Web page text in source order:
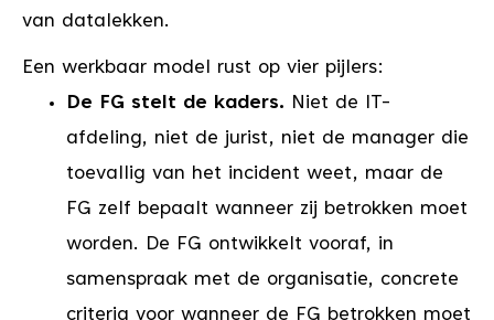
van datalekken.
Een werkbaar model rust op vier pijlers:
De FG stelt de kaders. Niet de IT-
afdeling, niet de jurist, niet de manager die
toevallig van het incident weet, maar de
FG zelf bepaalt wanneer zij betrokken moet
worden. De FG ontwikkelt vooraf, in
samenspraak met de organisatie, concrete
criteria voor wanneer de FG betrokken moet